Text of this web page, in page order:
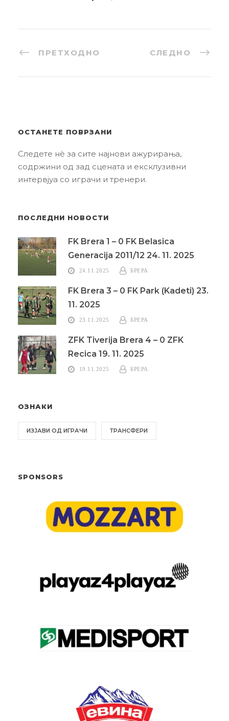
ПРЕТХОДНО СЛЕДНО
ОСТАНЕТЕ ПОВРЗАНИ
Следете нè за сите најнови ажурирања,
содржини од зад сцената и ексклузивни
интервјуа со играчи и тренери.
ПОСЛЕДНИ НОВОСТИ
FK Brera 1 – 0 FK Belasica
Generacija 2011/12 24. 11. 2025
24.11.2025 БРЕРА
FK Brera 3 – 0 FK Park (Kadeti) 23.
11. 2025
23.11.2025 БРЕРА
ZFK Tiverija Brera 4 – 0 ZFK
Recica 19. 11. 2025
19.11.2025 БРЕРА
ОЗНАКИ
ИЗЈАВИ ОД ИГРАЧИ ТРАНСФЕРИ
SPONSORS